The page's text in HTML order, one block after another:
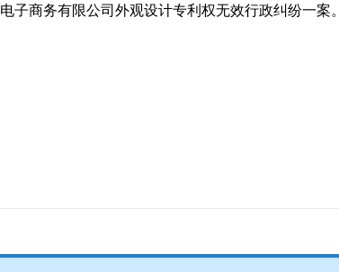
子商务有限公司外观设计专利权无效行政纠纷一案。